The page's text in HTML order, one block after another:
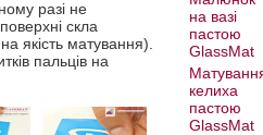
на вазі
пастою
GlassMat
келиха
пастою
GlassMat
разі не
скла
якість матування).
пальців на